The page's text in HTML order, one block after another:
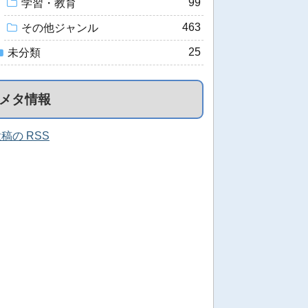
学習・教育
その他ジャンル 463
未分類 25
タ情報
の RSS